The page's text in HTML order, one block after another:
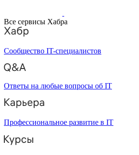
Все сервисы Хабра
Сообщество IT-специалистов
Ответы на любые вопросы об IT
Профессиональное развитие в IT